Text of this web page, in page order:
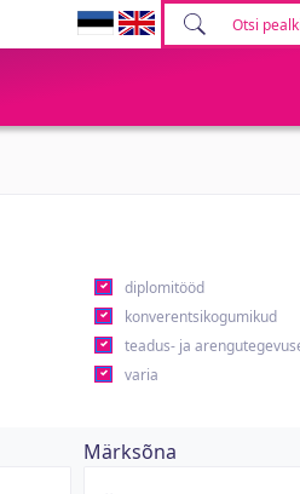
diplomitööd
konverentsikogumikud
teadus- ja
varia
Märksõna